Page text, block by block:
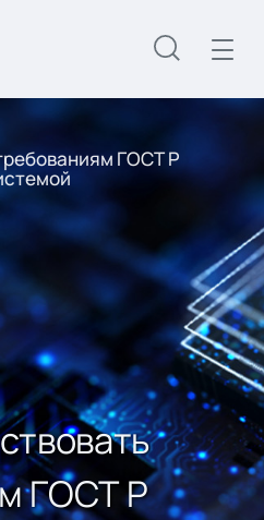
ГОСТ Р
ГОСТ Р